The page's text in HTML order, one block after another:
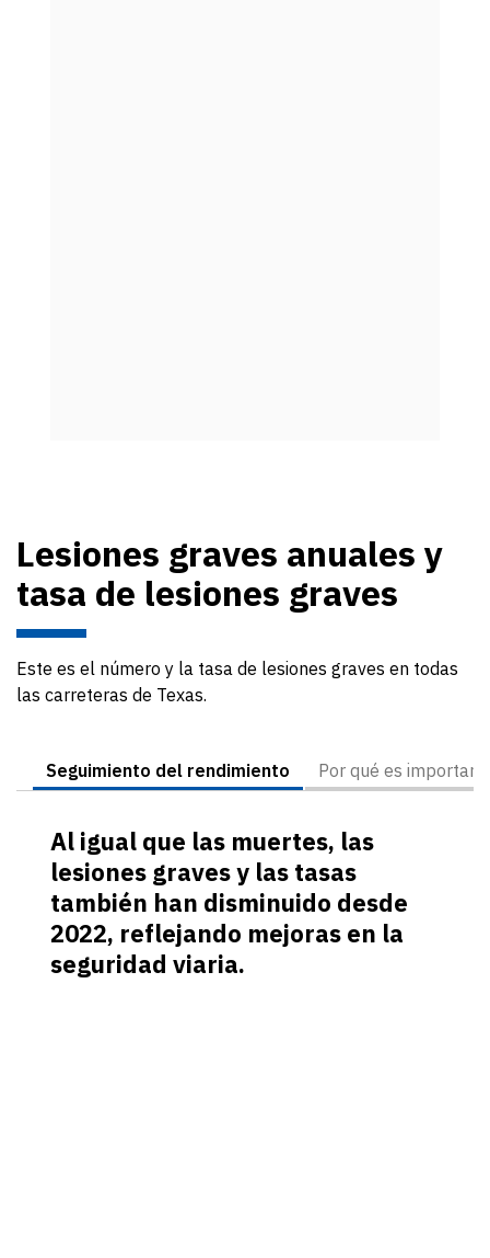
Lesiones graves anuales y
tasa de lesiones graves
Este es el número y la tasa de lesiones graves en todas
las carreteras de Texas.
Seguimiento del rendimiento Por qué es
Al igual que las muertes, las
lesiones graves y las tasas
también han disminuido desde
2022, reflejando mejoras en la
seguridad viaria.